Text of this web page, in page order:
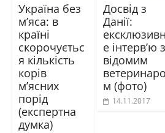
Україна без
м’яса: в
країні
скорочуєтьс
я кількість
корів
м’ясних
порід
(експертна
думка)
Досвід з
Данії:
ексклюзивн
е інтерв’ю з
відомим
ветеринаро
м (фото)
14.11.2017